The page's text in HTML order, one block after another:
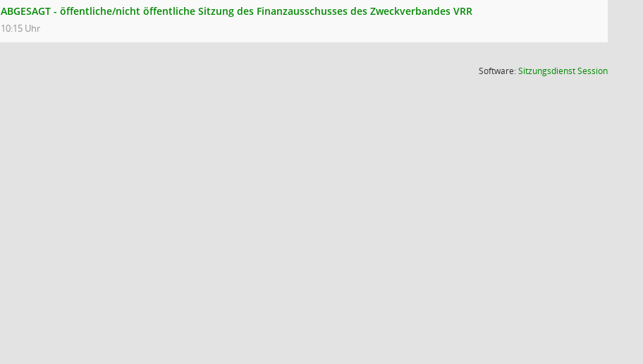
ABGESAGT - öffentliche/nicht öffentliche Sitzung des Finanzausschusses des Zweckverbandes VRR
10:15 Uhr
Software:SitzungsdienstSession(Wird in